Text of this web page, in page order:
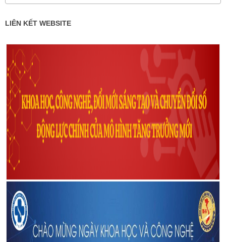
LIÊN KẾT WEBSITE